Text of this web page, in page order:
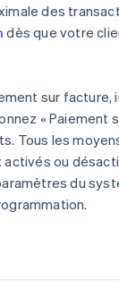
des
dès que votre
sur facture,
« Paiement
Tous les
ou
du